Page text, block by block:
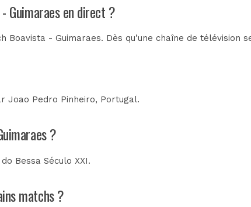
Guimaraes en direct ?
Boavista - Guimaraes. Dès qu’une chaîne de télévision
Joao Pedro Pinheiro, Portugal.
?
Bessa Século XXI.
matchs ?